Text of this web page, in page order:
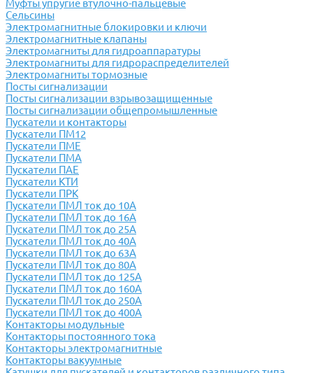
Муфты упругие втулочно-пальцевые
Сельсины
Электромагнитные блокировки и ключи
Электромагнитные клапаны
Электромагниты для гидроаппаратуры
Электромагниты для гидрораспределителей
Электромагниты тормозные
Посты сигнализации
Посты сигнализации взрывозащищенные
Посты сигнализации общепромышленные
Пускатели и контакторы
Пускатели ПМ12
Пускатели ПМЕ
Пускатели ПМА
Пускатели ПАЕ
Пускатели КТИ
Пускатели ПРК
Пускатели ПМЛ ток до 10А
Пускатели ПМЛ ток до 16А
Пускатели ПМЛ ток до 25А
Пускатели ПМЛ ток до 40А
Пускатели ПМЛ ток до 63А
Пускатели ПМЛ ток до 80А
Пускатели ПМЛ ток до 125А
Пускатели ПМЛ ток до 160А
Пускатели ПМЛ ток до 250А
Пускатели ПМЛ ток до 400А
Контакторы модульные
Контакторы постоянного тока
Контакторы электромагнитные
Контакторы вакуумные